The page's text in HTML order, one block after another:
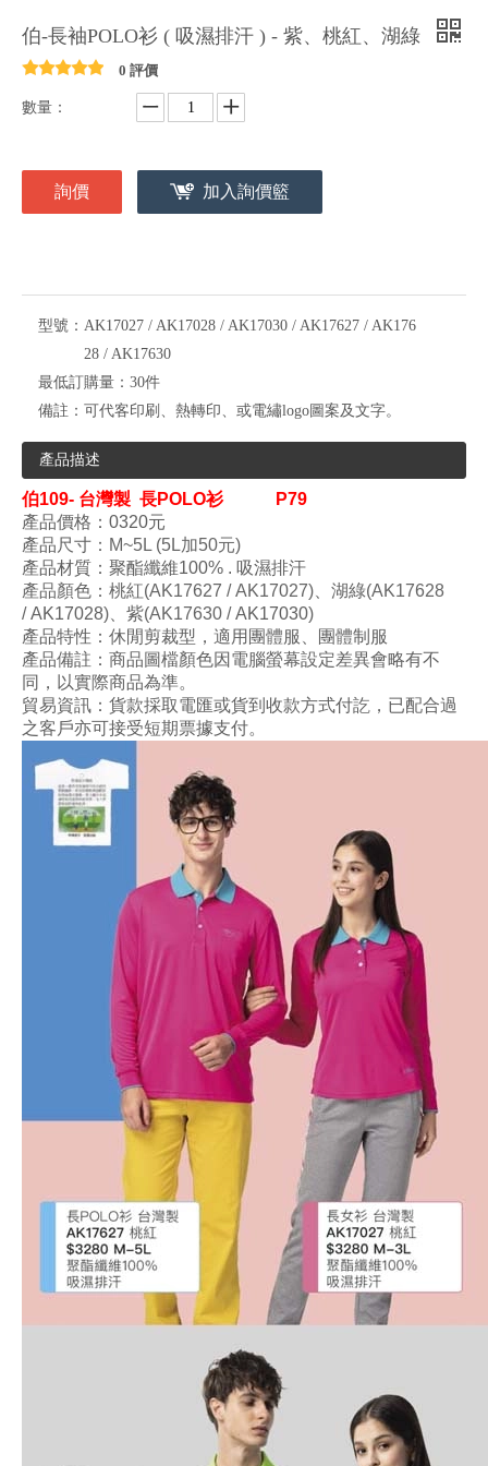
伯-長袖POLO衫 ( 吸濕排汗 ) - 紫、桃紅、湖綠
0 評價
數量：
詢價 加入詢價籃
型號： AK17027 / AK17028 / AK17030 / AK17627 / AK176
28 / AK17630
最低訂購量： 30件
備註： 可代客印刷、熱轉印、或電繡logo圖案及文字。
產品描述
伯109- 台灣製 長POLO衫
P79
產品價格：0320元
產品尺寸 ：M~5L (5L加50元)
產品材質 ： 聚酯纖維100% . 吸濕排汗
產品顏色 ：桃紅(AK17627 /AK17027) 、湖綠(AK17628
/AK17028) 、紫(AK17630 /AK17030)
產品特性 ： 休閒剪裁型 ， 適用團體服、團體制服
產品備註：商品圖檔顏色因電腦螢幕設定差異會略有不
同，以實際商品為準。
貿易資訊：貨款採取電匯或貨到收款方式付訖，已配合過
之客戶亦可接受短期票據支付。